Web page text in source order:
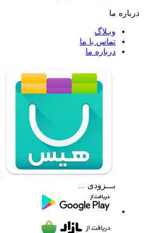
درباره ما
وبـلاگ
تماس با ما
درباره ما
بـــزودی ...